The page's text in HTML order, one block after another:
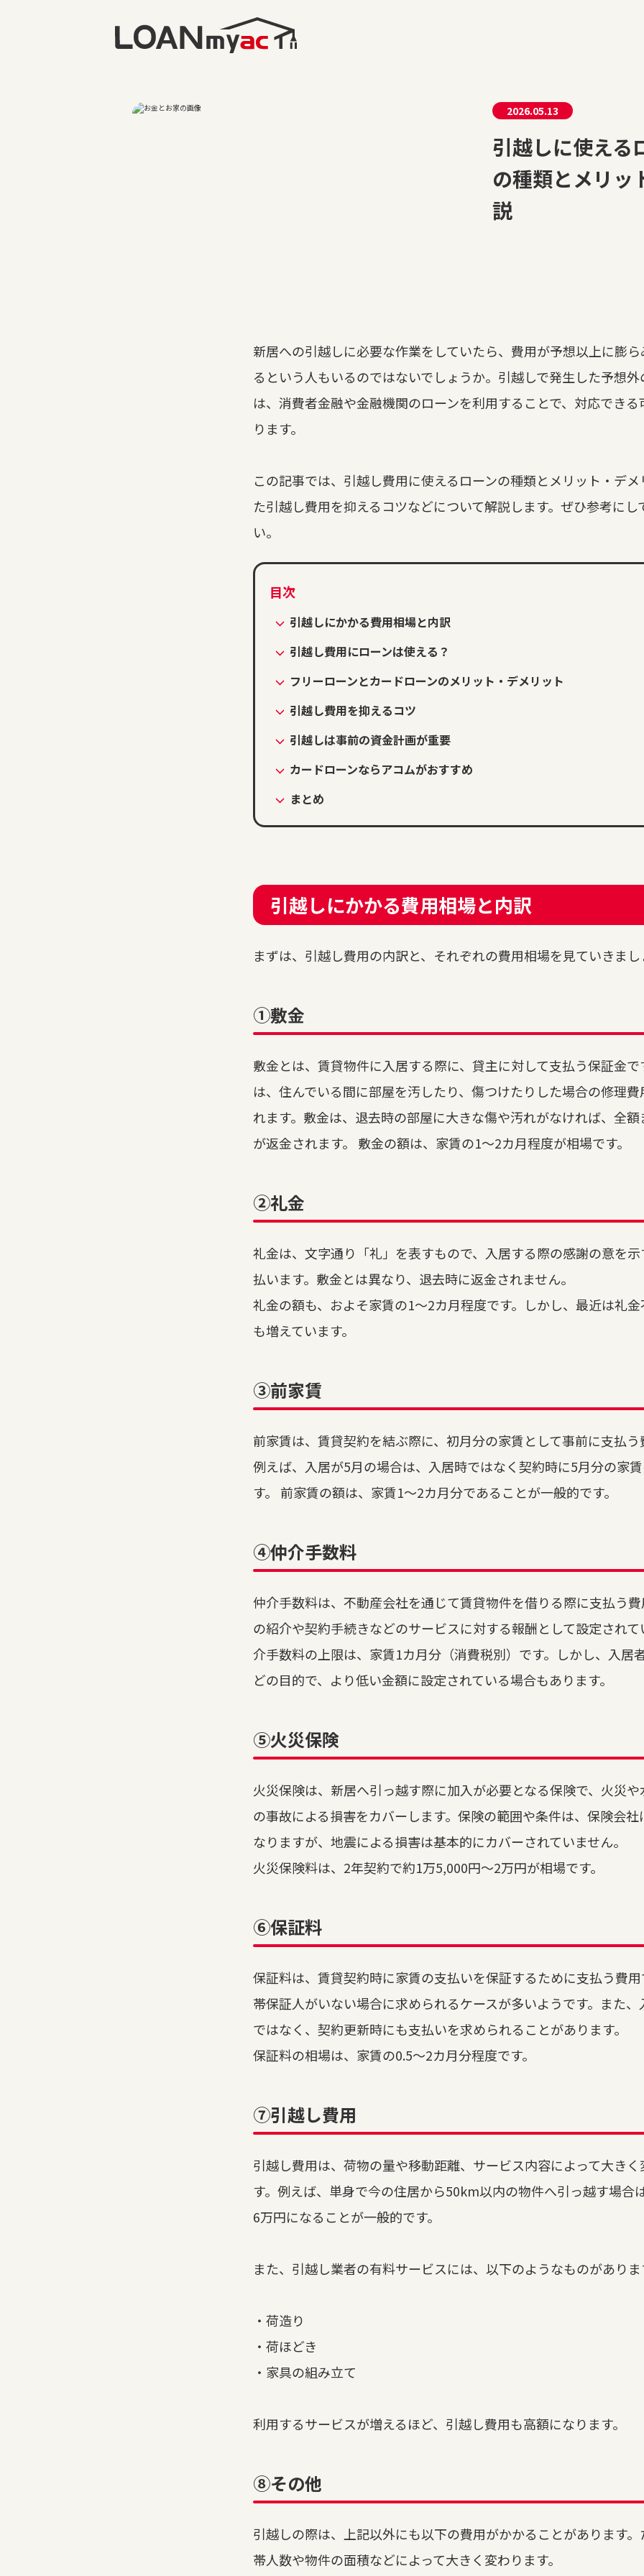
2026.05.13
引越しに使える
の種類とメリッ
説
新居への引越しに必要な作業をしていたら、費用が予想以上に膨
るという人もいるのではないでしょうか。引越しで発生した予想
は、消費者金融や金融機関のローンを利用することで、対応でき
ります。
この記事では、引越し費用に使えるローンの種類とメリット・デ
た引越し費用を抑えるコツなどについて解説します。ぜひ参考にし
い。
引越しにかかる費用相場と内訳
引越し費用にローンは使える？
フリーローンとカードローンのメリット・デメリット
引越し費用を抑えるコツ
引越しは事前の資金計画が重要
カードローンならアコムがおすすめ
まとめ
引越しにかかる費用相場と内訳
まずは、引越し費用の内訳と、それぞれの費用相場を見ていきまし
①敷金
敷金とは、賃貸物件に入居する際に、貸主に対して支払う保証金で
は、住んでいる間に部屋を汚したり、傷つけたりした場合の修理
れます。敷金は、退去時の部屋に大きな傷や汚れがなければ、全
が返金されます。 敷金の額は、家賃の1～2カ月程度が相場です。
②礼金
礼金は、文字通り「礼」を表すもので、入居する際の感謝の意を
払います。敷金とは異なり、退去時に返金されません。
礼金の額も、およそ家賃の1～2カ月程度です。しかし、最近は礼
も増えています。
③前家賃
前家賃は、賃貸契約を結ぶ際に、初月分の家賃として事前に支払う
例えば、入居が5月の場合は、入居時ではなく契約時に5月分の家
す。 前家賃の額は、家賃1～2カ月分であることが一般的です。
④仲介手数料
仲介手数料は、不動産会社を通じて賃貸物件を借りる際に支払う
の紹介や契約手続きなどのサービスに対する報酬として設定されて
介手数料の上限は、家賃1カ月分（消費税別）です。しかし、入居
どの目的で、より低い金額に設定されている場合もあります。
⑤火災保険
火災保険は、新居へ引っ越す際に加入が必要となる保険で、火災
の事故による損害をカバーします。保険の範囲や条件は、保険会社
なりますが、地震による損害は基本的にカバーされていません。
火災保険料は、2年契約で約1万5,000円～2万円が相場です。
⑥保証料
保証料は、賃貸契約時に家賃の支払いを保証するために支払う費
帯保証人がいない場合に求められるケースが多いようです。また
ではなく、契約更新時にも支払いを求められることがあります。
保証料の相場は、家賃の0.5～2カ月分程度です。
⑦引越し費用
引越し費用は、荷物の量や移動距離、サービス内容によって大き
す。例えば、単身で今の住居から50km以内の物件へ引っ越す場合
6万円になることが一般的です。
また、引越し業者の有料サービスには、以下のようなものがありま
・荷造り
・荷ほどき
・家具の組み立て
利用するサービスが増えるほど、引越し費用も高額になります。
⑧その他
引越しの際は、上記以外にも以下の費用がかかることがあります
帯人数や物件の面積などによって大きく変わります。